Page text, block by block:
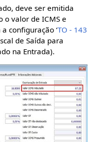
deve ser emitida
o valor de ICMS e
configuração ‘TO - 143
de Saída para
na Entrada).